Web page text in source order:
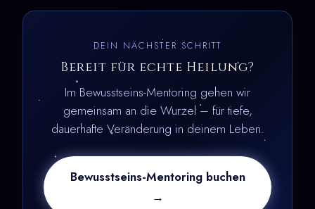
DEIN NÄCHSTER SCHRITT
Bereit für echte Heilung?
Im Bewusstseins-Mentoring gehen wir
gemeinsam an die Wurzel – für tiefe,
dauerhafte Veränderung in deinem Leben.
Bewusstseins-Mentoring buchen
→